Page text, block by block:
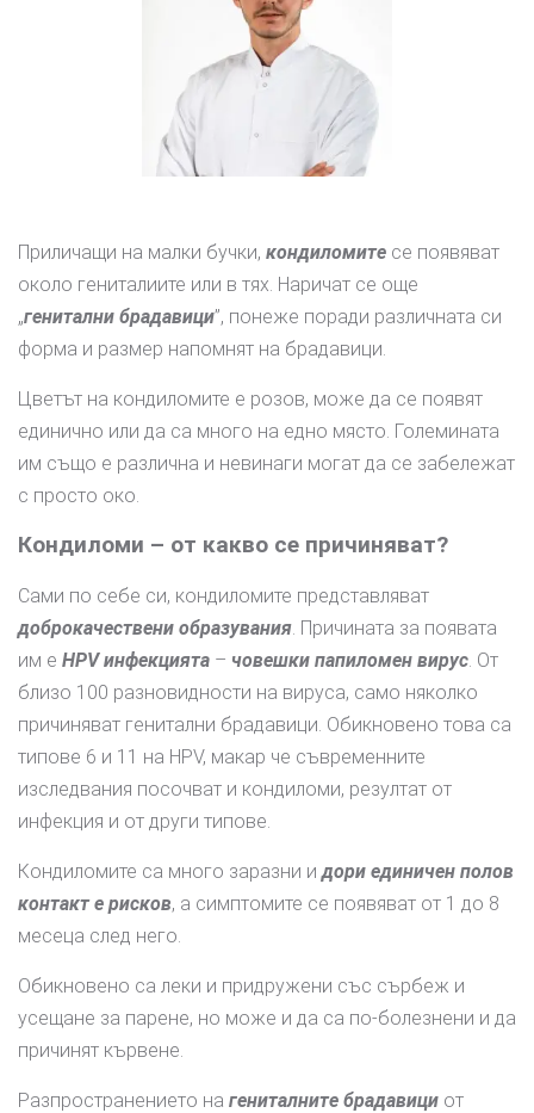
Приличащи на малки бучки, кондиломите се появяват
около гениталиите или в тях. Наричат се още
„генитални брадавици”, понеже поради различната си
форма и размер напомнят на брадавици.
Цветът на кондиломите е розов, може да се появят
единично или да са много на едно място. Големината
им също е различна и невинаги могат да се забележат
с просто око.
Кондиломи – от какво се причиняват?
Сами по себе си, кондиломите представляват
доброкачествени образувания. Причината за появата
им е HPV инфекцията – човешки папиломен вирус. От
близо 100 разновидности на вируса, само няколко
причиняват генитални брадавици. Обикновено това са
типове 6 и 11 на HPV, макар че съвременните
изследвания посочват и кондиломи, резултат от
инфекция и от други типове.
Кондиломите са много заразни идори единичен полов
контакт е рисков, а симптомите се появяват от 1 до 8
месеца след него.
Обикновено са леки и придружени със сърбеж и
усещане за парене, но може и да са по-болезнени и да
причинят кървене.
Разпространението на гениталните брадавици от